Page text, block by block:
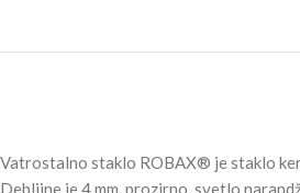
Vatrostalno staklo ROBAX® je staklo
Debljine je 4 mm, prozirno, svetlo